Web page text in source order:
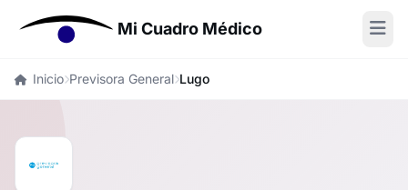
Mi Cuadro Médico
Inicio Previsora General Lugo